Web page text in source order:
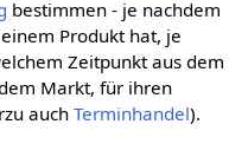
bestimmen - je nachdem
Produkt hat, je
Zeitpunkt aus dem
Markt, für ihren
auch Terminhandel).